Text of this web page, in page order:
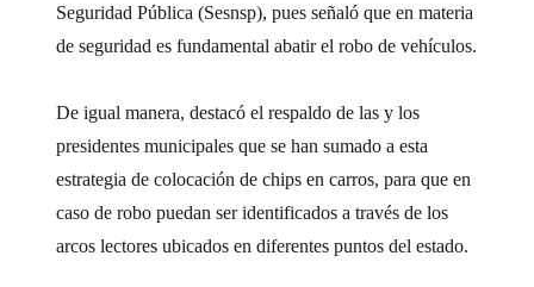
Seguridad Pública (Sesnsp), pues señaló que en materia
de seguridad es fundamental abatir el robo de vehículos.
De igual manera, destacó el respaldo de las y los
presidentes municipales que se han sumado a esta
estrategia de colocación de chips en carros, para que en
caso de robo puedan ser identificados a través de los
arcos lectores ubicados en diferentes puntos del estado.